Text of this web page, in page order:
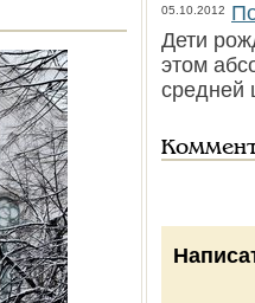
05.10.2012
Дети
этом